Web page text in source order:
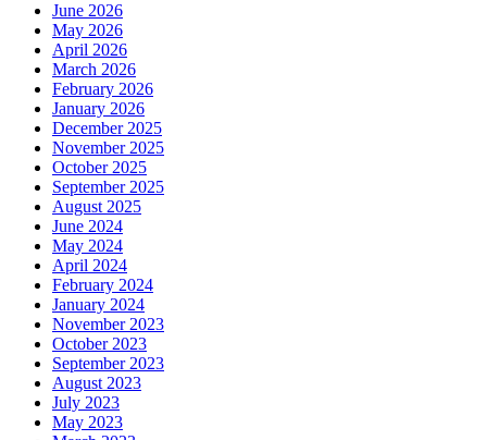
June 2026
May 2026
April 2026
March 2026
February 2026
January 2026
December 2025
November 2025
October 2025
September 2025
August 2025
June 2024
May 2024
April 2024
February 2024
January 2024
November 2023
October 2023
September 2023
August 2023
July 2023
May 2023